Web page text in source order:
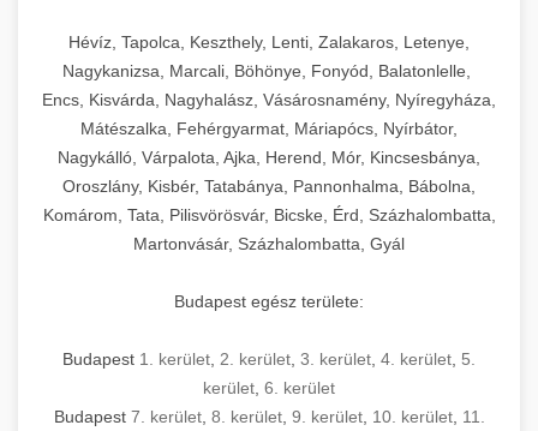
Hévíz, Tapolca, Keszthely, Lenti, Zalakaros, Letenye,
Nagykanizsa, Marcali, Böhönye, Fonyód, Balatonlelle,
Encs, Kisvárda, Nagyhalász, Vásárosnamény, Nyíregyháza,
Mátészalka, Fehérgyarmat, Máriapócs, Nyírbátor,
Nagykálló, Várpalota, Ajka, Herend, Mór, Kincsesbánya,
Oroszlány, Kisbér, Tatabánya, Pannonhalma, Bábolna,
Komárom, Tata, Pilisvörösvár, Bicske, Érd, Százhalombatta,
Martonvásár, Százhalombatta, Gyál
Budapest egész területe:
Budapest 1. kerület 2. kerület 3. kerület 4. kerület 5.
kerület 6. kerület
Budapest 7. kerület, 8. kerület, 9. kerület, 10. kerület, 11.